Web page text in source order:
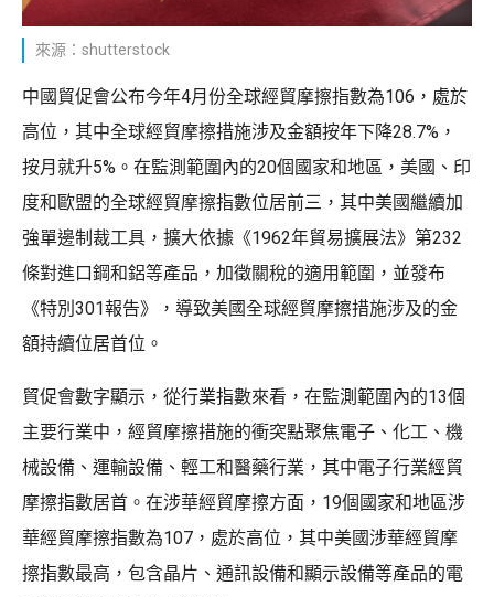
來源：shutterstock
中國貿促會公布今年4月份全球經貿摩擦指數為106，處於
高位，其中全球經貿摩擦措施涉及金額按年下降28.7%，
按月就升5%。在監測範圍內的20個國家和地區，美國、印
度和歐盟的全球經貿摩擦指數位居前三，其中美國繼續加
強單邊制裁工具，擴大依據《1962年貿易擴展法》第232
條對進口鋼和鋁等產品，加徵關稅的適用範圍，並發布
《特別301報告》，導致美國全球經貿摩擦措施涉及的金
額持續位居首位。
貿促會數字顯示，從行業指數來看，在監測範圍內的13個
主要行業中，經貿摩擦措施的衝突點聚焦電子、化工、機
械設備、運輸設備、輕工和醫藥行業，其中電子行業經貿
摩擦指數居首。在涉華經貿摩擦方面，19個國家和地區涉
華經貿摩擦指數為107，處於高位，其中美國涉華經貿摩
擦指數最高，包含晶片、通訊設備和顯示設備等產品的電